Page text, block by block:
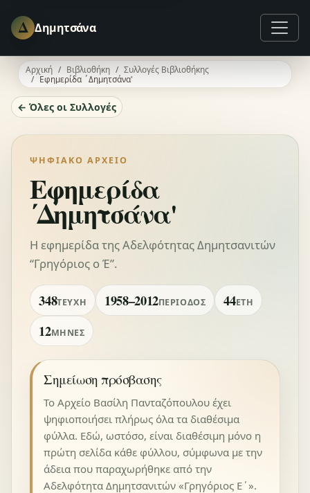
Δ Δημητσάνα
Αρχική Βιβλιοθήκη
Συλλογές Βιβλιοθήκης
Εφημερίδα ΄Δημητσάνα'
← Όλες οι Συλλογές
ΨΗΦΙΑΚΌ ΑΡΧΕΊΟ
Εφημερίδα
΄Δημητσάνα'
Η εφημερίδα της Αδελφότητας Δημητσανιτών
“Γρηγόριος ο Έ”.
348ΤΕΎΧΗ 1958–2012ΠΕΡΊΟΔΟΣ 44ΈΤΗ
12ΜΉΝΕΣ
Σημείωση πρόσβασης
Το Αρχείο Βασίλη Πανταζόπουλου έχει
ψηφιοποιήσει πλήρως όλα τα διαθέσιμα
φύλλα. Εδώ, ωστόσο, είναι διαθέσιμη μόνο η
πρώτη σελίδα κάθε φύλλου, σύμφωνα με την
άδεια που παραχωρήθηκε από την
Αδελφότητα Δημητσανιτών «Γρηγόριος Ε΄».